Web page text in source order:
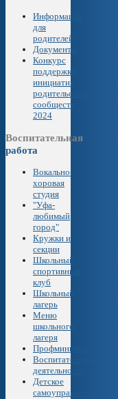
Информация
для
родителей
Документы
Конкурс
поддержки
инициатив
родительских
сообществ
2024
Воспитательная
работа
Вокально-
хоровая
студия
"Уфа-
любимый
город"
Кружки и
секции
Школьный
спортивный
клуб
Школьный
лагерь
Меню
школьного
лагеря
Профминимум
Воспитательная
деятельность
Детское
самоуправление